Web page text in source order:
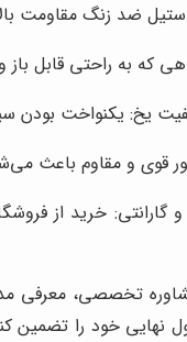
ضد زنگ مقاومت
که به راحتی قابل
یخ: یکنواخت بودن
قوی و مقاوم باعث
خرید از
تخصصی، معرفی
خود را تضمین